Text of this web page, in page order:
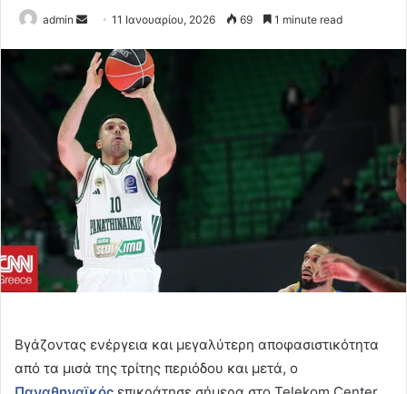
admin
Send
email
11 Ιανουαρίου, 2026 69 1 minute read
Βγάζοντας ενέργεια και μεγαλύτερη αποφασιστικότητα
από τα μισά της τρίτης περιόδου και μετά, ο